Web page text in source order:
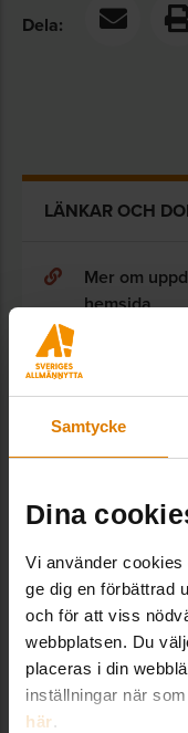
Samtycke
Dina
Vi använder
ge dig en förbättrad
och för att viss
webbplatsen. Du
placeras i din
inställningar när
här.
Dela:
LÄNKAR OCH
Mer om
hemsida
Biologisk
Projektet